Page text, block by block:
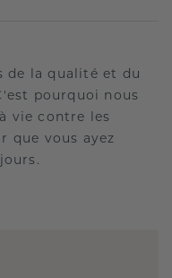
de la qualité et du
pourquoi nous
vie contre les
que vous ayez